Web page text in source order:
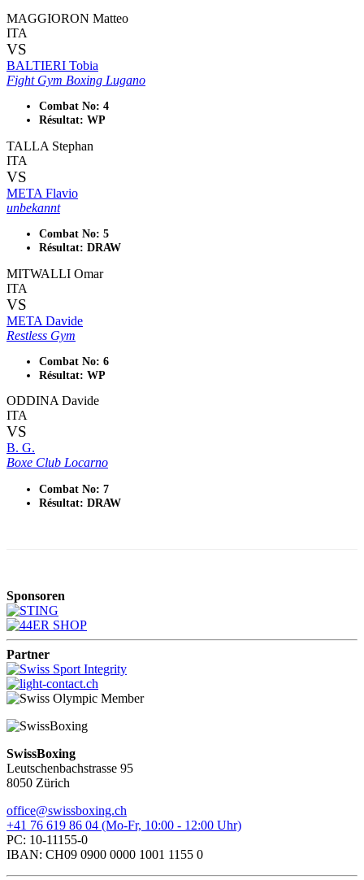
MAGGIORON Matteo
ITA
VS
BALTIERI Tobia
Fight Gym Boxing Lugano
Combat No: 4
Résultat: WP
TALLA Stephan
ITA
VS
META Flavio
unbekannt
Combat No: 5
Résultat: DRAW
MITWALLI Omar
ITA
VS
META Davide
Restless Gym
Combat No: 6
Résultat: WP
ODDINA Davide
ITA
VS
B. G.
Boxe Club Locarno
Combat No: 7
Résultat: DRAW
Sponsoren
Partner
SwissBoxing
Leutschenbachstrasse 95
8050 Zürich
office@swissboxing.ch
+41 76 619 86 04 (Mo-Fr, 10:00 - 12:00 Uhr)
PC: 10-11155-0
IBAN: CH09 0900 0000 1001 1155 0